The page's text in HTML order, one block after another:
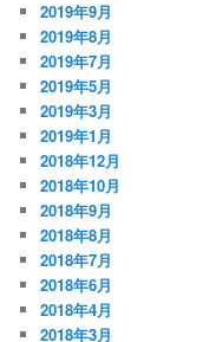
2019年9月
2019年8月
2019年7月
2019年5月
2019年3月
2019年1月
2018年12月
2018年10月
2018年9月
2018年8月
2018年7月
2018年6月
2018年4月
2018年3月